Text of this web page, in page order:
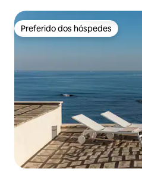
Preferido dos hóspedes
Preferido dos hóspedes